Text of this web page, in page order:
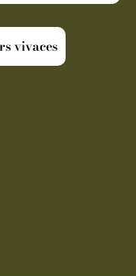
vivaces